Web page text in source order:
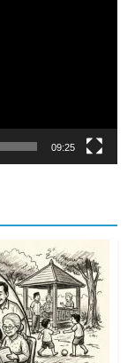
09:25